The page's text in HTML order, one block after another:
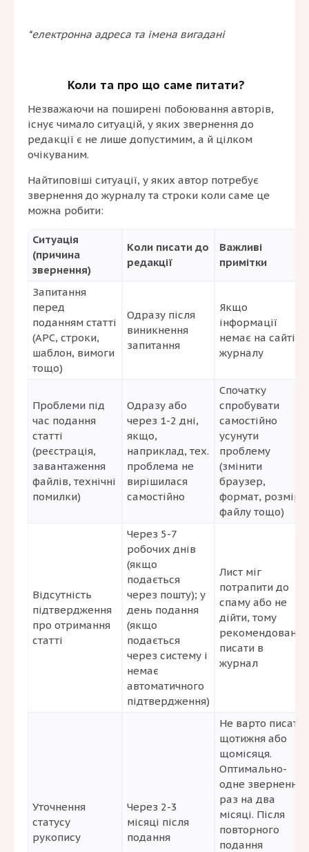
*електронна адреса та імена вигадані
Коли та про що саме питати?
Незважаючи на поширені побоювання авторів,
існує чимало ситуацій, у яких звернення до
редакції є не лише допустимим, а й цілком
очікуваним.
Найтиповіші ситуації, у яких автор потребує
звернення до журналу та строки коли саме це
можна робити:
Ситуація
(причина
звернення)
Коли писати до
редакції
Важливі
примітки
Запитання
перед
поданням статті
(APC, строки,
шаблон, вимоги
тощо)
Одразу після
виникнення
запитання
Якщо
інформації
немає на сайті
журналу
Проблеми під
час подання
статті
(реєстрація,
завантаження
файлів, технічні
помилки)
Одразу або
через 1-2 дні,
якщо,
наприклад, тех.
проблема не
вирішилася
самостійно
Спочатку
спробувати
самостійно
усунути
проблему
(змінити
браузер,
формат, розмір
файлу тощо)
Відсутність
підтвердження
про отримання
статті
Через 5-7
робочих днів
(якщо
подається
через пошту); у
день подання
(якщо
подається
через систему і
немає
автоматичного
підтвердження)
Лист міг
потрапити до
спаму або не
дійти, тому
рекомендовано
писати в
журнал
Уточнення
статусу
рукопису
Через 2-3
місяці після
подання
Не варто писати
щотижня або
щомісяця.
Оптимально-
одне звернення
раз на два
місяці. Після
повторного
подання